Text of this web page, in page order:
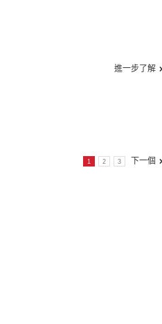
進一步了解
1 2 3 下一個